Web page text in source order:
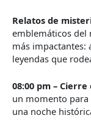
Relatos de
emblemáticos del
más impactantes:
leyendas que
08:00 pm –
un momento
una noche